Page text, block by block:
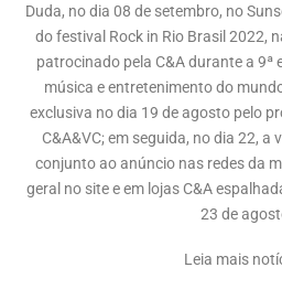
Duda, no dia 08 de setembro, no
do festival Rock in Rio Brasil 2022,
patrocinado pela C&A durante a 9ª
música e entretenimento do
exclusiva no dia 19 de agosto pelo
C&A&VC; em seguida, no dia 22, a
conjunto ao anúncio nas redes da
geral no site e em lojas C&A
23 de
Leia mais